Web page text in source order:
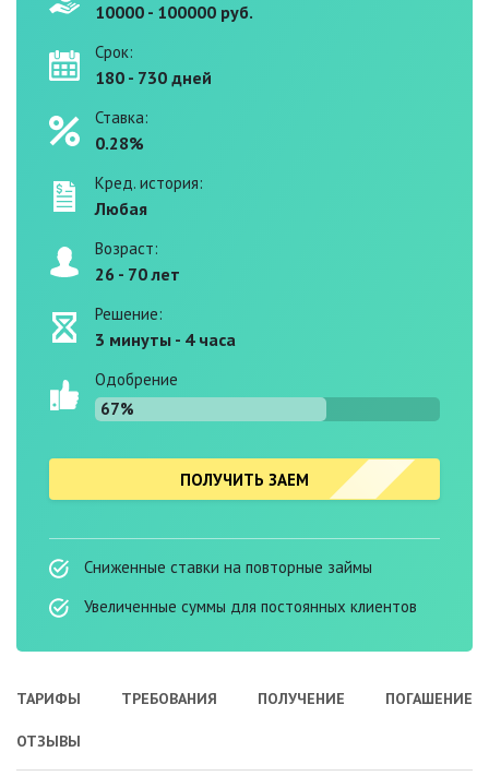
10000 - 100000 руб.
Срок:
180 - 730 дней
Ставка:
0.28%
Кред. история:
Любая
Возраст:
26 - 70 лет
Решение:
3 минуты - 4 часа
Одобрение
67%
ПОЛУЧИТЬ ЗАЕМ
Сниженные ставки на повторные займы
Увеличенные суммы для постоянных клиентов
ТАРИФЫ ТРЕБОВАНИЯ ПОЛУЧЕНИЕ ПОГАШЕНИЕ
ОТЗЫВЫ